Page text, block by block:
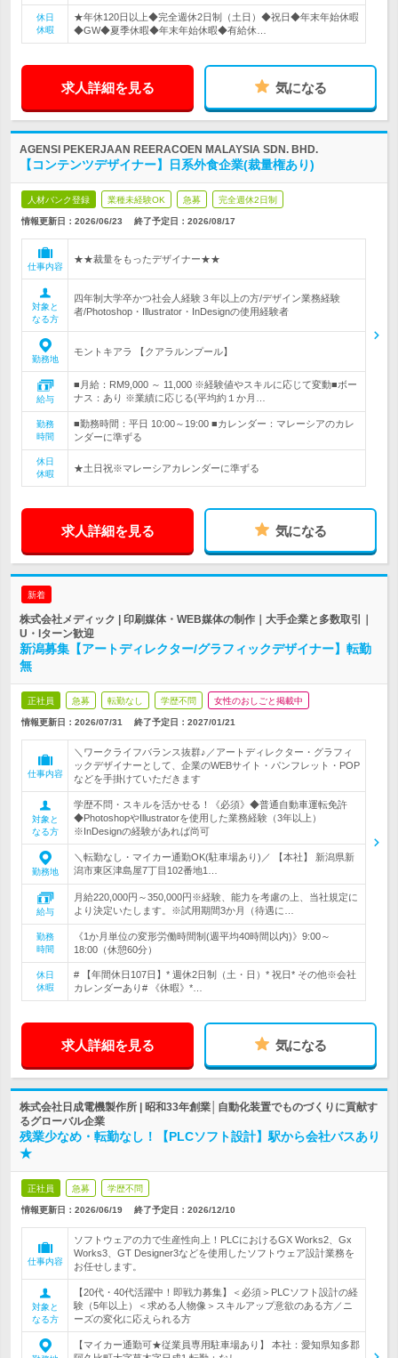
休日
休暇
★年休120日以上◆完全週休2日制（土日）◆祝日◆年末年始休暇
◆GW◆夏季休暇◆年末年始休暇◆有給休…
求人詳細を見る 気になる
AGENSI PEKERJAAN REERACOEN MALAYSIA SDN. BHD.
【コンテンツデザイナー】日系外食企業(裁量権あり)
人材バンク登録 業種未経験OK 急募 完全週休2日制
情報更新日：2026/06/23 終了予定日： 2026/08/17
仕事内容
★★裁量をもったデザイナー★★
対象と
なる方
四年制大学卒かつ社会人経験３年以上の方/デザイン業務経験
者/Photoshop・Illustrator・InDesignの使用経験者
勤務地
モントキアラ 【クアラルンプール】
給与
■月給：RM9,000 ～ 11,000 ※経験値やスキルに応じて変動■ボー
ナス：あり ※業績に応じる(平均約１か月…
勤務
時間
■勤務時間：平日 10:00～19:00 ■カレンダー：マレーシアのカレ
ンダーに準ずる
休日
休暇
★土日祝※マレーシアカレンダーに準ずる
求人詳細を見る 気になる
新着
株式会社メディック | 印刷媒体・WEB媒体の制作｜大手企業と多数取引｜
U・Iターン歓迎
新潟募集【アートディレクター/グラフィックデザイナー】転勤
無
正社員 急募 転勤なし 学歴不問 女性のおしごと掲載中
情報更新日：2026/07/31 終了予定日： 2027/01/21
仕事内容
＼ワークライフバランス抜群♪／アートディレクター・グラフィ
ックデザイナーとして、企業のWEBサイト・パンフレット・POP
などを手掛けていただきます
対象と
なる方
学歴不問・スキルを活かせる！《必須》◆普通自動車運転免許
◆PhotoshopやIllustratorを使用した業務経験（3年以上）
※InDesignの経験があれば尚可
勤務地
＼転勤なし・マイカー通勤OK(駐車場あり)／ 【本社】 新潟県新
潟市東区津島屋7丁目102番地1…
給与
月給220,000円～350,000円※経験、能力を考慮の上、当社規定に
より決定いたします。※試用期間3か月（待遇に…
勤務
時間
《1か月単位の変形労働時間制(週平均40時間以内)》9:00～
18:00（休憩60分）
休日
休暇
# 【年間休日107日】* 週休2日制（土・日）* 祝日* その他※会社
カレンダーあり# 《休暇》*…
求人詳細を見る 気になる
株式会社日成電機製作所 | 昭和33年創業│自動化装置でものづくりに貢献す
るグローバル企業
残業少なめ・転勤なし！【PLCソフト設計】駅から会社バスあり
★
正社員 急募 学歴不問
情報更新日：2026/06/19 終了予定日： 2026/12/10
仕事内容
ソフトウェアの力で生産性向上！PLCにおけるGX Works2、Gx
Works3、GT Designer3などを使用したソフトウェア設計業務を
お任せします。
対象と
なる方
【20代・40代活躍中！即戦力募集】＜必須＞PLCソフト設計の経
験（5年以上）＜求める人物像＞スキルアップ意欲のある方／ニ
ーズの変化に応えられる方
【マイカー通勤可★従業員専用駐車場あり】 本社：愛知県知多郡